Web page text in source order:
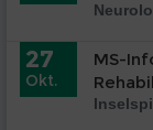
27
Okt.
MS-